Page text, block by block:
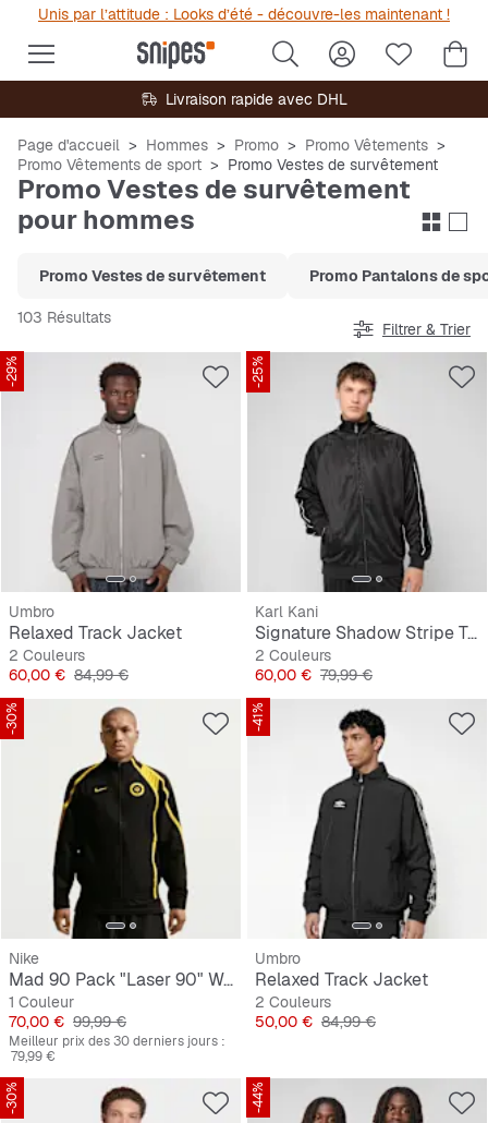
Unis par l’attitude : Looks d’été - découvre-les maintenant !
Livraison rapide avec DHL
Page d'accueil Hommes Promo
Promo Vêtements
Promo Vêtements de sport
Promo Vestes de survêtement
Promo Vestes de survêtement
pour hommes
Promo Vestes de survêtement Promo Pantalons de
103 Résultats
Filtrer & Trier
-29%
Umbro
Relaxed Track Jacket
2 Couleurs
Prix
60,00 € Prix original
84,99 €
-25%
Karl Kani
Signature Shadow Stripe Trackjacket
2 Couleurs
Prix
60,00 € Prix original
79,99 €
-30%
Nike
Mad 90 Pack "Laser 90" Woven Jacket
1 Couleur
Prix
70,00 € Prix original
99,99 €
Meilleur prix des 30 derniers jours :
79,99 €
-41%
Umbro
Relaxed Track Jacket
2 Couleurs
Prix
50,00 € Prix original
84,99 €
-30% -44%